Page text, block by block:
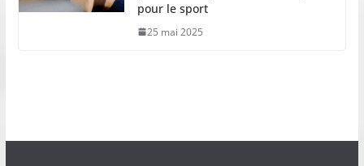
pour le sport
25 mai 2025